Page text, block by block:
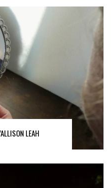
LEAH